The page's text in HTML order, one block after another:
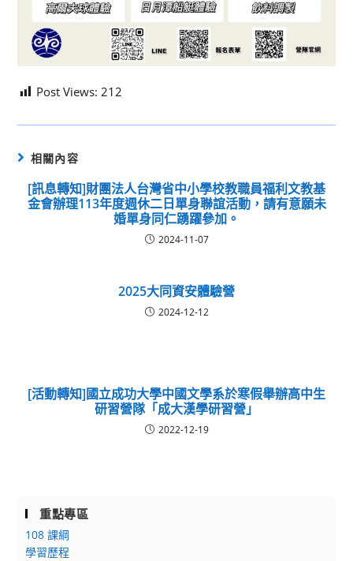
Post Views: 212
相關內容
[訊息轉知]財團法人台灣省中小學校教職員福利文教基
金會辦理113年度週休二日單身聯誼活動，請有意願未
婚單身同仁踴躍參加。
2024-11-07
2025大同資安體驗營
2024-12-12
[活動轉知]國立成功大學中國文學系於寒假舉辦高中生
研習營隊「成大漢學研習營」
2022-12-19
重點專區
108 課綱
學習歷程